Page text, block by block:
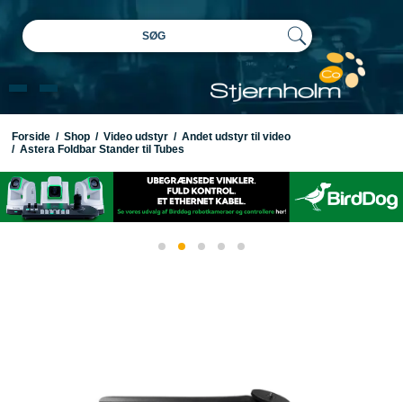
SØG
Forside / Shop / Video udstyr / Andet udstyr til video
/ Astera Foldbar Stander til Tubes